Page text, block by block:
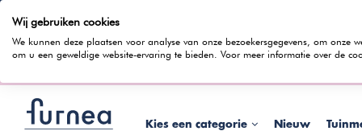
100 dagen bedenktijd
Kies een categorie Nieuw
Wij gebruiken cookies
We kunnen deze plaatsen voor analyse van onze bezoekersgegevens, om onze
om u een geweldige website-ervaring te bieden. Voor meer informatie over de